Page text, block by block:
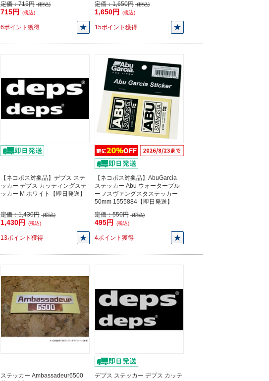
定価：715円 (税込)
715円 (税込)
6ポイント獲得
定価：1,650円 (税込)
1,650円 (税込)
15ポイント獲得
【ネコポス対象品】デプス ステ
ッカー デプス カッティングステ
ッカー M ホワイト【即日発送】
定価：1,430円 (税込)
1,430円 (税込)
13ポイント獲得
【ネコポス対象品】AbuGarcia
ステッカー Abu ウォータープル
ーフスヴァングスタステッカー
50mm 1555884【即日発送】
定価：550円 (税込)
495円 (税込)
4ポイント獲得
ステッカー Ambassadeur6500
デプス ステッカー デプス カッテ